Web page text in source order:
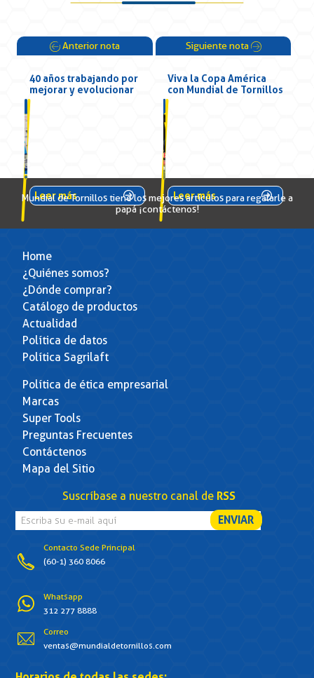
Anterior nota
40 años trabajando por
mejorar y evolucionar
Leer más
Siguiente nota
Viva la Copa América
con Mundial de Tornillos
Leer más
Mundial de Tornillos tiene los mejores artículos para regalarle a
papá ¡contáctenos!
Home
¿Quiénes somos?
¿Dónde comprar?
Catálogo de productos
Actualidad
Política de datos
Política Sagrilaft
Política de ética empresarial
Marcas
Super Tools
Preguntas Frecuentes
Contáctenos
Mapa del Sitio
Suscríbase a nuestro canal de RSS
Contacto Sede Principal
(60-1) 360 8066
Whatsapp
312 277 8888
Correo
ventas@mundialdetornillos.com